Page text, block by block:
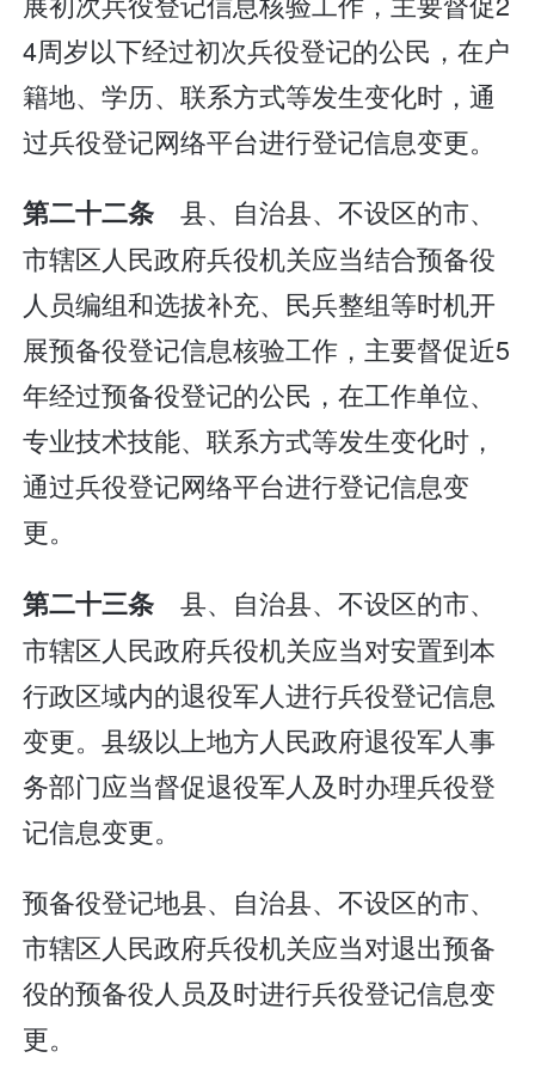
4周岁以下经过初次兵役登记的公民，在户
籍地、学历、联系方式等发生变化时，通
过兵役登记网络平台进行登记信息变更。
第二十二条 县、自治县、不设区的市、
市辖区人民政府兵役机关应当结合预备役
人员编组和选拔补充、民兵整组等时机开
展预备役登记信息核验工作，主要督促近5
年经过预备役登记的公民，在工作单位、
专业技术技能、联系方式等发生变化时，
通过兵役登记网络平台进行登记信息变
更。
第二十三条 县、自治县、不设区的市、
市辖区人民政府兵役机关应当对安置到本
行政区域内的退役军人进行兵役登记信息
变更。县级以上地方人民政府退役军人事
务部门应当督促退役军人及时办理兵役登
记信息变更。
预备役登记地县、自治县、不设区的市、
市辖区人民政府兵役机关应当对退出预备
役的预备役人员及时进行兵役登记信息变
更。